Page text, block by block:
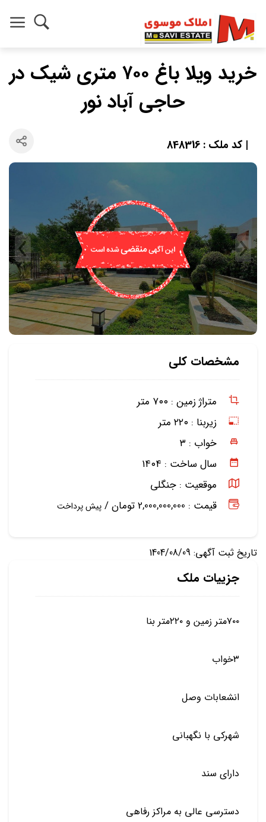
خرید ویلا باغ ۷۰۰ متری شیک در
حاجی آباد نور
| کد ملک : 848316
مشخصات کلی
متراژ زمین : ۷۰۰ متر
زیربنا : ۲۲۰ متر
خواب : ۳
سال ساخت : ۱۴۰۴
موقعیت : جنگلی
قیمت : 2,000,000,000 تومان /
پیش پرداخت
تاریخ ثبت آگهی: 1404/08/09
جزییات ملک
۷۰۰متر زمین و ۲۲۰متر بنا
۳خواب
انشعابات وصل
شهرکی با نگهبانی
دارای سند
دسترسی عالی به مراکز رفاهی